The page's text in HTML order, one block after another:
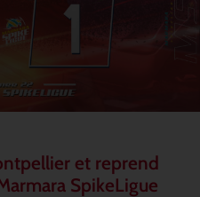
et reprend
SpikeLigue